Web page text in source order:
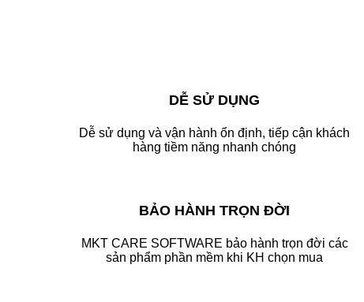
DỄ SỬ DỤNG
Dễ sử dụng và vận hành ổn định, tiếp cận khách
hàng tiềm năng nhanh chóng
BẢO HÀNH TRỌN ĐỜI
MKT CARE SOFTWARE bảo hành trọn đời các
sản phẩm phần mềm khi KH chọn mua